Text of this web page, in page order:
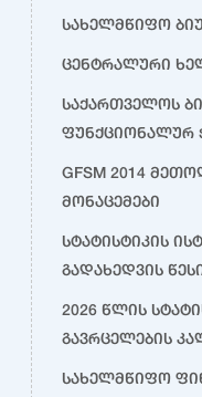
სახელმწიფო
ცენტრალური
საქართველოს
ფუნქციონალურ
GFSM 2014
მონაცემები
სტატისტიკის
გადახედვის
2026 წლის
გავრცელების
სახელმწიფო